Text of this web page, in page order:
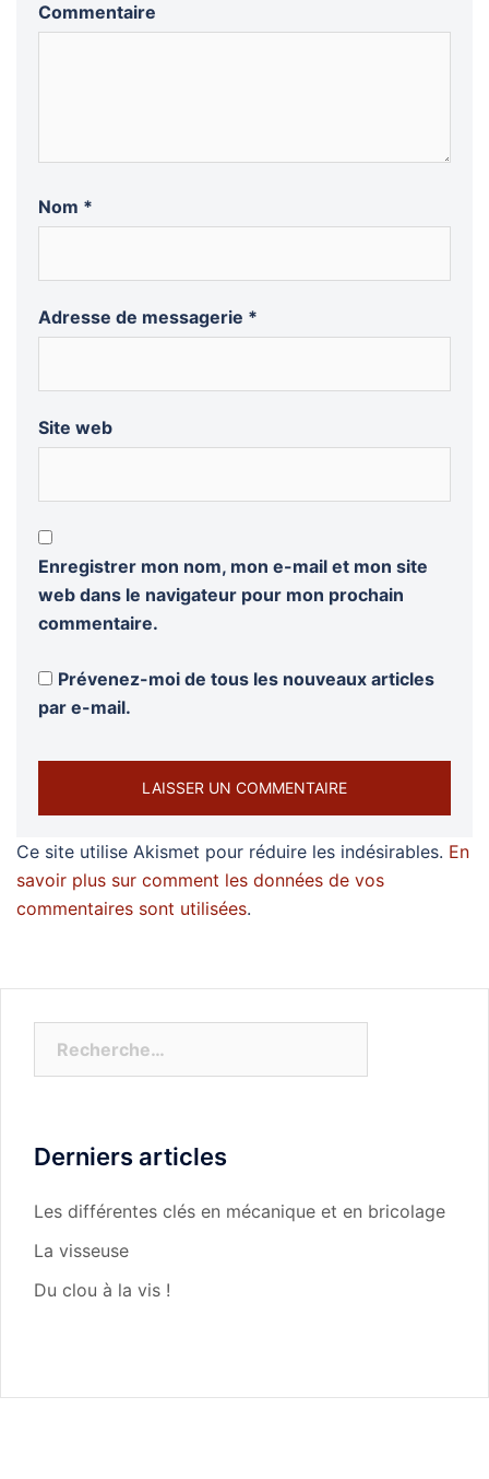
Commentaire
Nom *
Adresse de messagerie *
Site web
Enregistrer mon nom, mon e-mail et mon site
web dans le navigateur pour mon prochain
commentaire.
Prévenez-moi de tous les nouveaux articles
par e-mail.
Ce site utilise Akismet pour réduire les indésirables. En
savoir plus sur comment les données de vos
commentaires sont utilisées.
Derniers articles
Les différentes clés en mécanique et en bricolage
La visseuse
Du clou à la vis !